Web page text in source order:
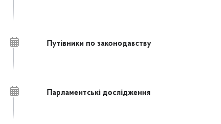
Путівники по законодавству
Парламентські дослідження